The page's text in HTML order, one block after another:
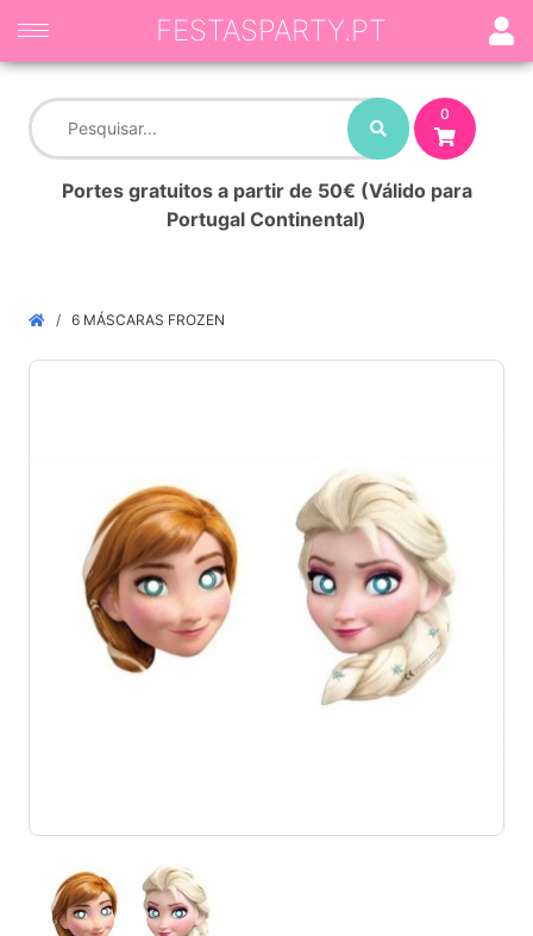
0
Portes gratuitos a partir de 50€ (Válido para
Portugal Continental)
FESTASPARTY.PT
6 MÁSCARAS FROZEN